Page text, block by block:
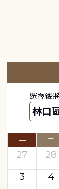
選擇後
一 二
27 28
3
4